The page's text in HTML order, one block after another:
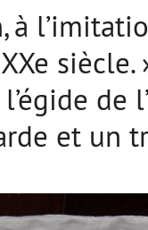
siècle.
de
et un